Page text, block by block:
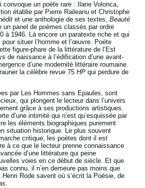
convoque un poète rare : Ilarie Volonca,
établie par Pierre Raileanu et Christophe
et une anthologie de ses textes, Beauté
un panel de poèmes classés par ordre
à 1946. Là encore un paratexte riche et qui
situer l’homme et l’œuvre. Poète
figure-phare de la littérature de l’Est
de naissance à l’édification d’une avant-
d’une modernité littéraire roumaine.
la célèbre revue 75HPqui perdure de
par Les Hommes sans Epaules, sont
qui plongent le lecteur dans l’univers
grâce à ses productions artistiques.
d’une intimité qui n’est qu’esquissée par
les éléments biographiques purement
situation historique. Le plus souvent
critique, les poètes dont il est
à ce que le lecteur prenne connaissance
d’une littérature qui peine
voies en ce début de siècle. Et que
connu, il n’en demeure pas moins que
Rode savent où s’écrit la Poésie, de